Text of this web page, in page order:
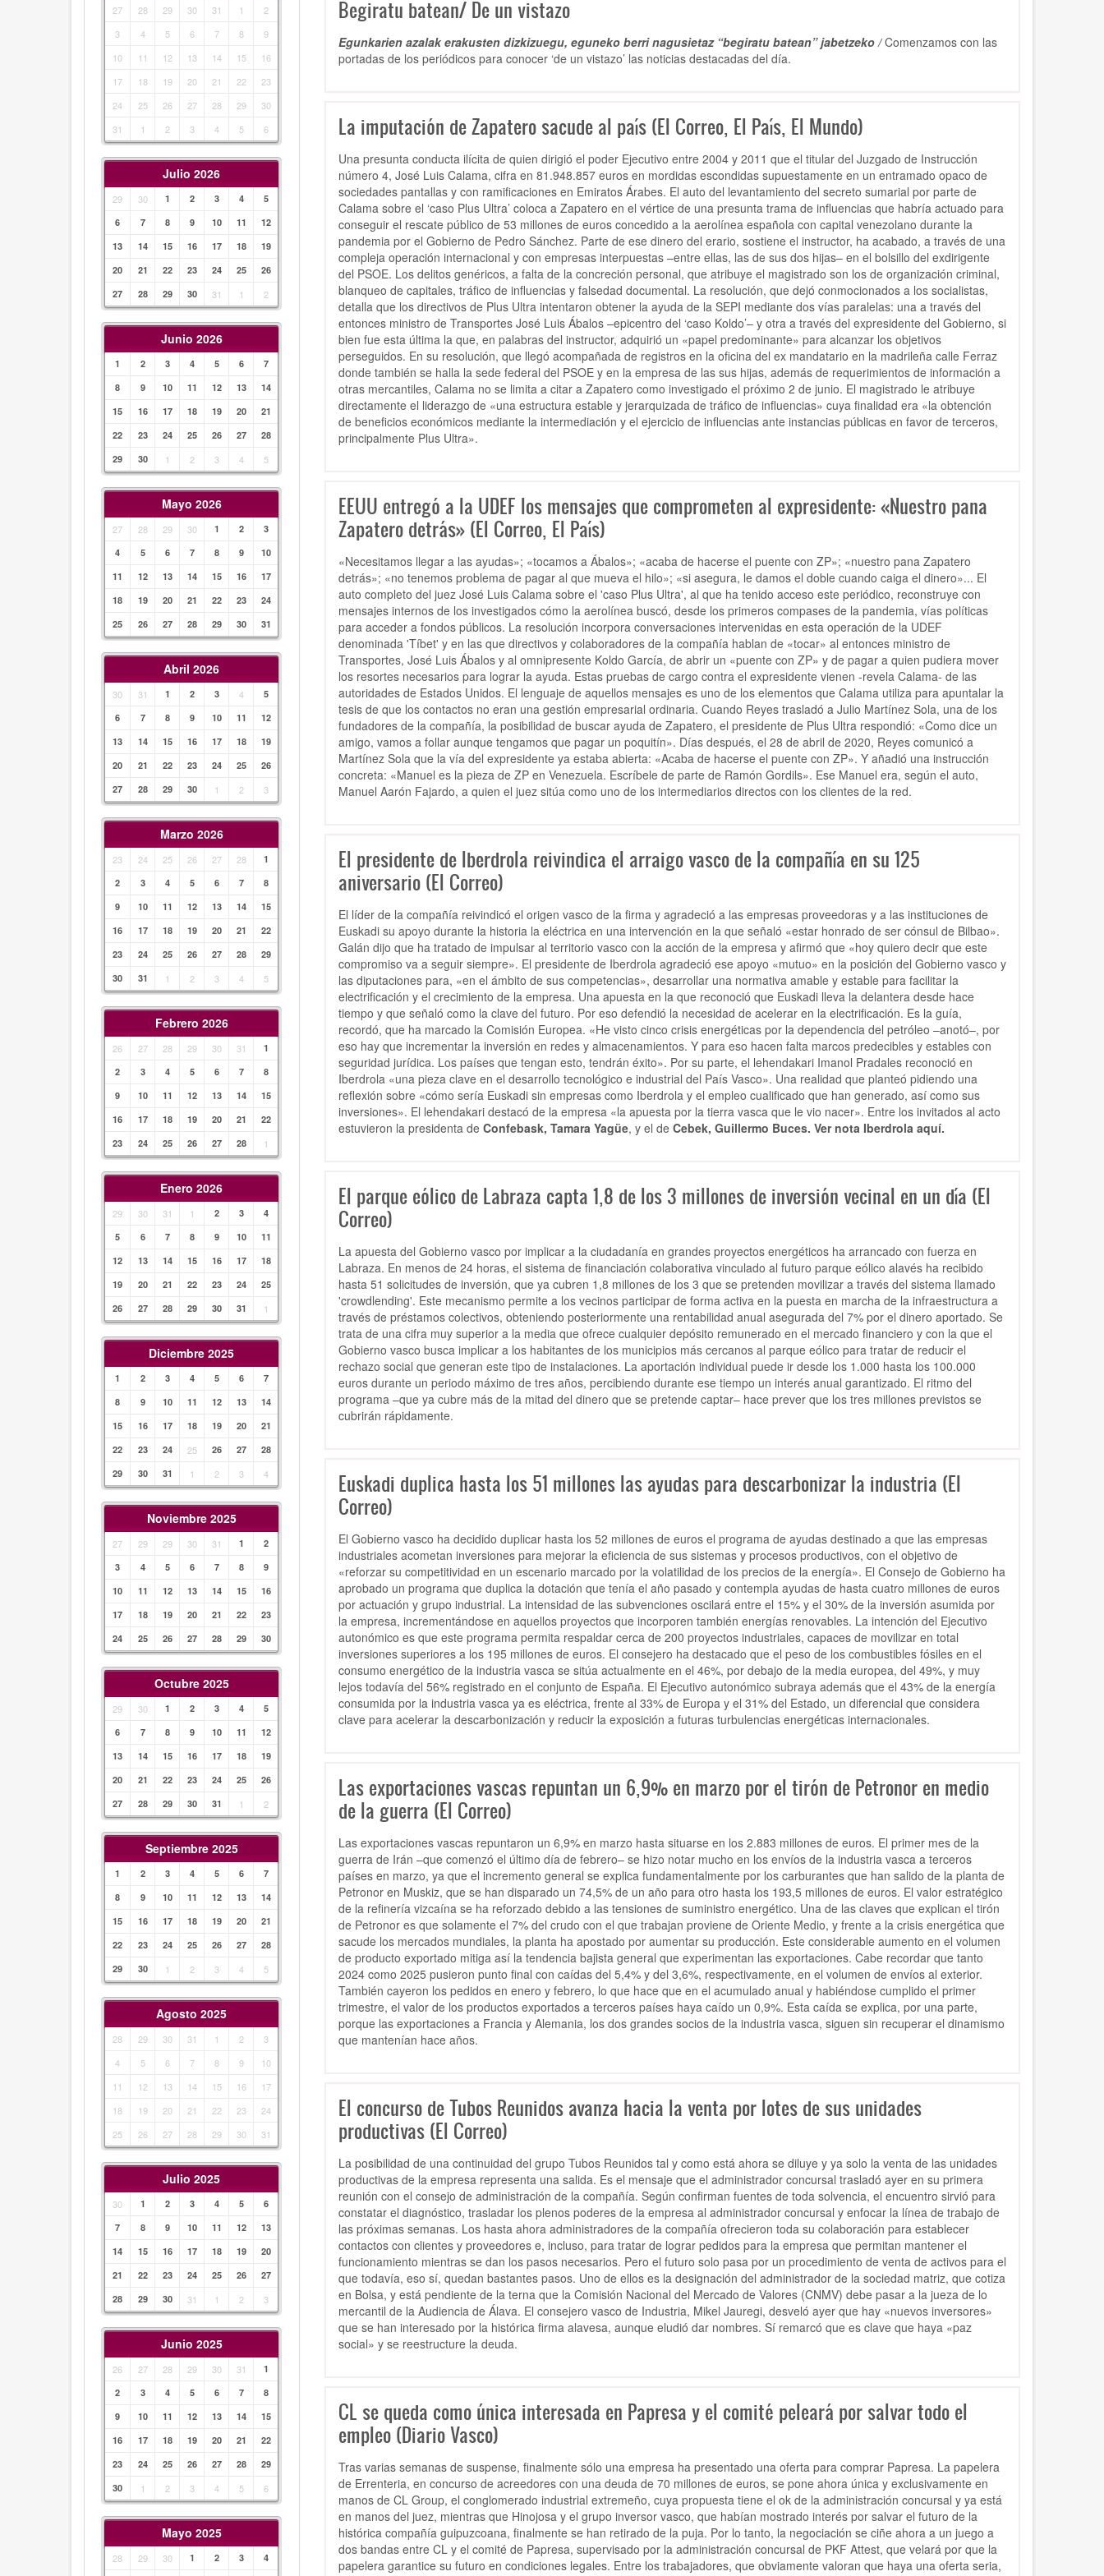
27 28 29 30 31 1
2
3
4 5 6 7 8
9
10
11 12 13 14 15
16
17
18 19 20 21 22
23
24
25 26 27 28 29
30
31
1 2 3 4 5 6
Julio 2026
29 30 1 2 3 4
5
6
7 8 9 10 11
12
13
14 15 16 17 18
19
20
21 22 23 24 25
26
27
28 29 30 31 1 2
Junio 2026
1 2 3 4 5 6
7
8
9 10 11 12 13
14
15
16 17 18 19 20
21
22
23 24 25 26 27
28
29
30 1 2 3 4 5
Mayo 2026
27 28 29 30 1 2
3
4
5 6 7 8 9
10
11
12 13 14 15 16
17
18
19 20 21 22 23
24
25
26 27 28 29 30 31
Abril 2026
30 31 1 2 3 4
5
6
7 8 9 10 11
12
13
14 15 16 17 18
19
20
21 22 23 24 25
26
27
28 29 30 1 2 3
Marzo 2026
23 24 25 26 27 28
1
2
3 4 5 6 7
8
9
10 11 12 13 14
15
16
17 18 19 20 21
22
23
24 25 26 27 28
29
30
31 1 2 3 4 5
Febrero 2026
26 27 28 29 30 31
1
2
3 4 5 6 7
8
9
10 11 12 13 14
15
16
17 18 19 20 21
22
23
24 25 26 27 28 1
Enero 2026
29 30 31 1 2 3
4
5
6 7 8 9 10
11
12
13 14 15 16 17
18
19
20 21 22 23 24
25
26
27 28 29 30 31 1
Diciembre 2025
1 2 3 4 5 6
7
8
9 10 11 12 13
14
15
16 17 18 19 20
21
22
23 24 25 26 27
28
29
30 31 1 2 3 4
Noviembre 2025
27 29 29 30 31 1
2
3
4 5 6 7 8
9
10
11 12 13 14 15
16
17
18 19 20 21 22
23
24
25 26 27 28 29 30
Octubre 2025
29 30 1 2 3 4
5
6
7 8 9 10 11
12
13
14 15 16 17 18
19
20
21 22 23 24 25
26
27
28 29 30 31 1 2
Septiembre 2025
1 2 3 4 5 6
7
8
9 10 11 12 13
14
15
16 17 18 19 20
21
22
23 24 25 26 27
28
29
30 1 2 3 4 5
Agosto 2025
28 29 30 31 1 2
3
4
5 6 7 8 9
10
11
12 13 14 15 16
17
18
19 20 21 22 23
24
25
26 27 28 29 30 31
Julio 2025
30 1 2 3 4 5
6
7
8 9 10 11 12
13
14
15 16 17 18 19
20
21
22 23 24 25 26
27
28
29 30 31 1 2 3
Junio 2025
26 27 28 29 30 31
1
2
3 4 5 6 7
8
9
10 11 12 13 14
15
16
17 18 19 20 21
22
23
24 25 26 27 28
29
30
1 2 3 4 5 6
Mayo 2025
28 29 30 1 2 3
4
Begiratu batean/ De un vistazo
Egunkarien azalak erakusten dizkizuegu, eguneko berri nagusietaz “begiratu batean” jabetzeko /Comenzamos con las
portadas de los periódicos para conocer ‘de un vistazo’ las noticias destacadas del día.
La imputación de Zapatero sacude al país (El Correo, El País, El Mundo)
Una presunta conducta ilícita de quien dirigió el poder Ejecutivo entre 2004 y 2011 que el titular del Juzgado de Instrucción
número 4, José Luis Calama, cifra en 81.948.857 euros en mordidas escondidas supuestamente en un entramado opaco de
sociedades pantallas y con ramificaciones en Emiratos Árabes. El auto del levantamiento del secreto sumarial por parte de
Calama sobre el ‘caso Plus Ultra’ coloca a Zapatero en el vértice de una presunta trama de influencias que habría actuado para
conseguir el rescate público de 53 millones de euros concedido a la aerolínea española con capital venezolano durante la
pandemia por el Gobierno de Pedro Sánchez. Parte de ese dinero del erario, sostiene el instructor, ha acabado, a través de una
compleja operación internacional y con empresas interpuestas –entre ellas, las de sus dos hijas– en el bolsillo del exdirigente
del PSOE. Los delitos genéricos, a falta de la concreción personal, que atribuye el magistrado son los de organización criminal,
blanqueo de capitales, tráfico de influencias y falsedad documental. La resolución, que dejó conmocionados a los socialistas,
detalla que los directivos de Plus Ultra intentaron obtener la ayuda de la SEPI mediante dos vías paralelas: una a través del
entonces ministro de Transportes José Luis Ábalos –epicentro del ‘caso Koldo’– y otra a través del expresidente del Gobierno, si
bien fue esta última la que, en palabras del instructor, adquirió un «papel predominante» para alcanzar los objetivos
perseguidos. En su resolución, que llegó acompañada de registros en la oficina del ex mandatario en la madrileña calle Ferraz
donde también se halla la sede federal del PSOE y en la empresa de las sus hijas, además de requerimientos de información a
otras mercantiles, Calama no se limita a citar a Zapatero como investigado el próximo 2 de junio. El magistrado le atribuye
directamente el liderazgo de «una estructura estable y jerarquizada de tráfico de influencias» cuya finalidad era «la obtención
de beneficios económicos mediante la intermediación y el ejercicio de influencias ante instancias públicas en favor de terceros,
principalmente Plus Ultra».
EEUU entregó a la UDEF los mensajes que comprometen al expresidente: «Nuestro pana
Zapatero detrás» (El Correo, El País)
«Necesitamos llegar a las ayudas»; «tocamos a Ábalos»; «acaba de hacerse el puente con ZP»; «nuestro pana Zapatero
detrás»; «no tenemos problema de pagar al que mueva el hilo»; «si asegura, le damos el doble cuando caiga el dinero»... El
auto completo del juez José Luis Calama sobre el 'caso Plus Ultra', al que ha tenido acceso este periódico, reconstruye con
mensajes internos de los investigados cómo la aerolínea buscó, desde los primeros compases de la pandemia, vías políticas
para acceder a fondos públicos. La resolución incorpora conversaciones intervenidas en esta operación de la UDEF
denominada 'Tíbet' y en las que directivos y colaboradores de la compañía hablan de «tocar» al entonces ministro de
Transportes, José Luis Ábalos y al omnipresente Koldo García, de abrir un «puente con ZP» y de pagar a quien pudiera mover
los resortes necesarios para lograr la ayuda. Estas pruebas de cargo contra el expresidente vienen -revela Calama- de las
autoridades de Estados Unidos. El lenguaje de aquellos mensajes es uno de los elementos que Calama utiliza para apuntalar la
tesis de que los contactos no eran una gestión empresarial ordinaria. Cuando Reyes trasladó a Julio Martínez Sola, una de los
fundadores de la compañía, la posibilidad de buscar ayuda de Zapatero, el presidente de Plus Ultra respondió: «Como dice un
amigo, vamos a follar aunque tengamos que pagar un poquitín». Días después, el 28 de abril de 2020, Reyes comunicó a
Martínez Sola que la vía del expresidente ya estaba abierta: «Acaba de hacerse el puente con ZP». Y añadió una instrucción
concreta: «Manuel es la pieza de ZP en Venezuela. Escríbele de parte de Ramón Gordils». Ese Manuel era, según el auto,
Manuel Aarón Fajardo, a quien el juez sitúa como uno de los intermediarios directos con los clientes de la red.
El presidente de Iberdrola reivindica el arraigo vasco de la compañía en su 125
aniversario (El Correo)
El líder de la compañía reivindicó el origen vasco de la firma y agradeció a las empresas proveedoras y a las instituciones de
Euskadi su apoyo durante la historia la eléctrica en una intervención en la que señaló «estar honrado de ser cónsul de Bilbao».
Galán dijo que ha tratado de impulsar al territorio vasco con la acción de la empresa y afirmó que «hoy quiero decir que este
compromiso va a seguir siempre». El presidente de Iberdrola agradeció ese apoyo «mutuo» en la posición del Gobierno vasco y
las diputaciones para, «en el ámbito de sus competencias», desarrollar una normativa amable y estable para facilitar la
electrificación y el crecimiento de la empresa. Una apuesta en la que reconoció que Euskadi lleva la delantera desde hace
tiempo y que señaló como la clave del futuro. Por eso defendió la necesidad de acelerar en la electrificación. Es la guía,
recordó, que ha marcado la Comisión Europea. «He visto cinco crisis energéticas por la dependencia del petróleo –anotó–, por
eso hay que incrementar la inversión en redes y almacenamientos. Y para eso hacen falta marcos predecibles y estables con
seguridad jurídica. Los países que tengan esto, tendrán éxito». Por su parte, el lehendakari Imanol Pradales reconoció en
Iberdrola «una pieza clave en el desarrollo tecnológico e industrial del País Vasco». Una realidad que planteó pidiendo una
reflexión sobre «cómo sería Euskadi sin empresas como Iberdrola y el empleo cualificado que han generado, así como sus
inversiones». El lehendakari destacó de la empresa «la apuesta por la tierra vasca que le vio nacer». Entre los invitados al acto
estuvieron la presidenta de Confebask, Tamara Yagüe, y el de Cebek, Guillermo Buces. Ver nota Iberdrola aquí.
El parque eólico de Labraza capta 1,8 de los 3 millones de inversión vecinal en un día (El
Correo)
La apuesta del Gobierno vasco por implicar a la ciudadanía en grandes proyectos energéticos ha arrancado con fuerza en
Labraza. En menos de 24 horas, el sistema de financiación colaborativa vinculado al futuro parque eólico alavés ha recibido
hasta 51 solicitudes de inversión, que ya cubren 1,8 millones de los 3 que se pretenden movilizar a través del sistema llamado
'crowdlending'. Este mecanismo permite a los vecinos participar de forma activa en la puesta en marcha de la infraestructura a
través de préstamos colectivos, obteniendo posteriormente una rentabilidad anual asegurada del 7% por el dinero aportado. Se
trata de una cifra muy superior a la media que ofrece cualquier depósito remunerado en el mercado financiero y con la que el
Gobierno vasco busca implicar a los habitantes de los municipios más cercanos al parque eólico para tratar de reducir el
rechazo social que generan este tipo de instalaciones. La aportación individual puede ir desde los 1.000 hasta los 100.000
euros durante un periodo máximo de tres años, percibiendo durante ese tiempo un interés anual garantizado. El ritmo del
programa –que ya cubre más de la mitad del dinero que se pretende captar– hace prever que los tres millones previstos se
cubrirán rápidamente.
Euskadi duplica hasta los 51 millones las ayudas para descarbonizar la industria (El
Correo)
El Gobierno vasco ha decidido duplicar hasta los 52 millones de euros el programa de ayudas destinado a que las empresas
industriales acometan inversiones para mejorar la eficiencia de sus sistemas y procesos productivos, con el objetivo de
«reforzar su competitividad en un escenario marcado por la volatilidad de los precios de la energía». El Consejo de Gobierno ha
aprobado un programa que duplica la dotación que tenía el año pasado y contempla ayudas de hasta cuatro millones de euros
por actuación y grupo industrial. La intensidad de las subvenciones oscilará entre el 15% y el 30% de la inversión asumida por
la empresa, incrementándose en aquellos proyectos que incorporen también energías renovables. La intención del Ejecutivo
autonómico es que este programa permita respaldar cerca de 200 proyectos industriales, capaces de movilizar en total
inversiones superiores a los 195 millones de euros. El consejero ha destacado que el peso de los combustibles fósiles en el
consumo energético de la industria vasca se sitúa actualmente en el 46%, por debajo de la media europea, del 49%, y muy
lejos todavía del 56% registrado en el conjunto de España. El Ejecutivo autonómico subraya además que el 43% de la energía
consumida por la industria vasca ya es eléctrica, frente al 33% de Europa y el 31% del Estado, un diferencial que considera
clave para acelerar la descarbonización y reducir la exposición a futuras turbulencias energéticas internacionales.
Las exportaciones vascas repuntan un 6,9% en marzo por el tirón de Petronor en medio
de la guerra (El Correo)
Las exportaciones vascas repuntaron un 6,9% en marzo hasta situarse en los 2.883 millones de euros. El primer mes de la
guerra de Irán –que comenzó el último día de febrero– se hizo notar mucho en los envíos de la industria vasca a terceros
países en marzo, ya que el incremento general se explica fundamentalmente por los carburantes que han salido de la planta de
Petronor en Muskiz, que se han disparado un 74,5% de un año para otro hasta los 193,5 millones de euros. El valor estratégico
de la refinería vizcaína se ha reforzado debido a las tensiones de suministro energético. Una de las claves que explican el tirón
de Petronor es que solamente el 7% del crudo con el que trabajan proviene de Oriente Medio, y frente a la crisis energética que
sacude los mercados mundiales, la planta ha apostado por aumentar su producción. Este considerable aumento en el volumen
de producto exportado mitiga así la tendencia bajista general que experimentan las exportaciones. Cabe recordar que tanto
2024 como 2025 pusieron punto final con caídas del 5,4% y del 3,6%, respectivamente, en el volumen de envíos al exterior.
También cayeron los pedidos en enero y febrero, lo que hace que en el acumulado anual y habiéndose cumplido el primer
trimestre, el valor de los productos exportados a terceros países haya caído un 0,9%. Esta caída se explica, por una parte,
porque las exportaciones a Francia y Alemania, los dos grandes socios de la industria vasca, siguen sin recuperar el dinamismo
que mantenían hace años.
El concurso de Tubos Reunidos avanza hacia la venta por lotes de sus unidades
productivas (El Correo)
La posibilidad de una continuidad del grupo Tubos Reunidos tal y como está ahora se diluye y ya solo la venta de las unidades
productivas de la empresa representa una salida. Es el mensaje que el administrador concursal trasladó ayer en su primera
reunión con el consejo de administración de la compañía. Según confirman fuentes de toda solvencia, el encuentro sirvió para
constatar el diagnóstico, trasladar los plenos poderes de la empresa al administrador concursal y enfocar la línea de trabajo de
las próximas semanas. Los hasta ahora administradores de la compañía ofrecieron toda su colaboración para establecer
contactos con clientes y proveedores e, incluso, para tratar de lograr pedidos para la empresa que permitan mantener el
funcionamiento mientras se dan los pasos necesarios. Pero el futuro solo pasa por un procedimiento de venta de activos para el
que todavía, eso sí, quedan bastantes pasos. Uno de ellos es la designación del administrador de la sociedad matriz, que cotiza
en Bolsa, y está pendiente de la terna que la Comisión Nacional del Mercado de Valores (CNMV) debe pasar a la jueza de lo
mercantil de la Audiencia de Álava. El consejero vasco de Industria, Mikel Jauregi, desveló ayer que hay «nuevos inversores»
que se han interesado por la histórica firma alavesa, aunque eludió dar nombres. Sí remarcó que es clave que haya «paz
social» y se reestructure la deuda.
CL se queda como única interesada en Papresa y el comité peleará por salvar todo el
empleo (Diario Vasco)
Tras varias semanas de suspense, finalmente sólo una empresa ha presentado una oferta para comprar Papresa. La papelera
de Errenteria, en concurso de acreedores con una deuda de 70 millones de euros, se pone ahora única y exclusivamente en
manos de CL Group, el conglomerado industrial extremeño, cuya propuesta tiene el ok de la administración concursal y ya está
en manos del juez, mientras que Hinojosa y el grupo inversor vasco, que habían mostrado interés por salvar el futuro de la
histórica compañía guipuzcoana, finalmente se han retirado de la puja. Por lo tanto, la negociación se ciñe ahora a un juego a
dos bandas entre CL y el comité de Papresa, supervisado por la administración concursal de PKF Attest, que velará por que la
papelera garantice su futuro en condiciones legales. Entre los trabajadores, que obviamente valoran que haya una oferta seria,